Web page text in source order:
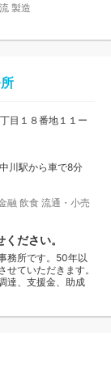
製造
目１８番地１１ー
川駅から車で8分
融 飲食 流通・小売
ださい。
務所です。50年以
せていただきます。
達、支援金、助成